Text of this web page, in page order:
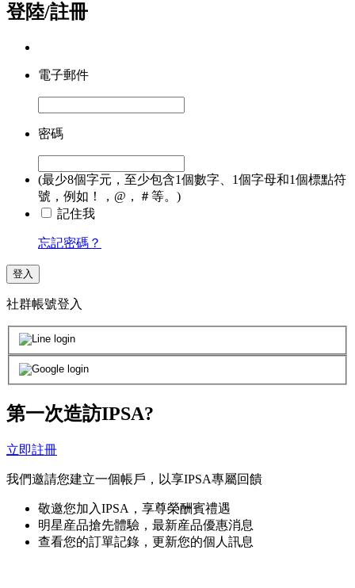
登陸/註冊
電子郵件
密碼
(最少8個字元，至少包含1個數字、1個字母和1個標點符
號，例如！，@，＃等。)
記住我
忘記密碼？
登入
社群帳號登入
第一次造訪IPSA?
立即註冊
我們邀請您建立一個帳戶，以享IPSA專屬回饋
敬邀您加入IPSA，享尊榮酬賓禮遇
明星産品搶先體驗，最新産品優惠消息
查看您的訂單記錄，更新您的個人訊息